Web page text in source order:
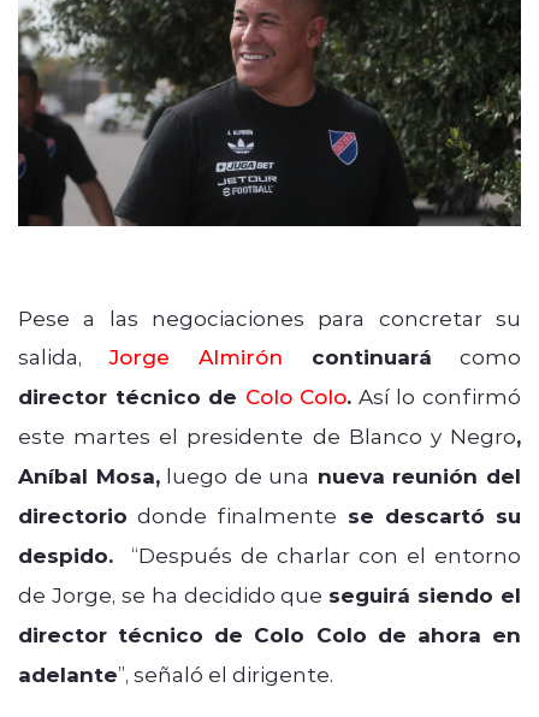
Pese a las negociaciones para concretar su
salida,Jorge Almirón continuará como
director técnico de Colo Colo. Así lo confirmó
este martes el presidente de Blanco y Negro,
Aníbal Mosa,luego de una nueva reunión del
directorio donde finalmente se descartó su
despido.
“Después de charlar con el entorno
de Jorge, se ha decidido que seguirá siendo el
director técnico de Colo Colo de ahora en
adelante”, señaló el dirigente.